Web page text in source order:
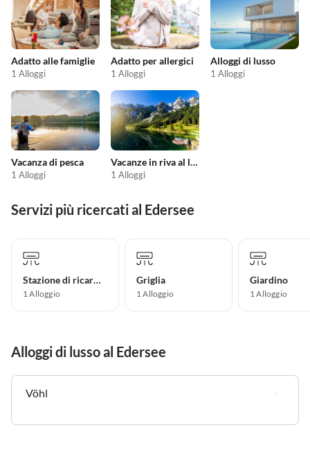
Adatto alle famiglie
1 Alloggi
Adatto per allergici
1 Alloggi
Alloggi di lusso
1 Alloggi
Vacanza di pesca
1 Alloggi
Vacanze in riva al lago
1 Alloggi
Servizi più ricercati al Edersee
Stazione di ricarica per auto elettriche
1 Alloggio
Griglia
1 Alloggio
Giardino
1 Alloggio
Alloggi di lusso al Edersee
Vöhl